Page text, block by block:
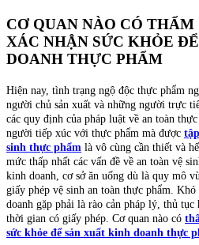
CƠ QUAN NÀO CÓ
XÁC NHẬN SỨC KHỎE
DOANH THỰC PHẨM
Hiện nay, tình trạng ngộ độc thực phẩm
người chủ sản xuất và những người trực
các quy định của pháp luật về an toàn
người tiếp xúc với thực phẩm mà được
sinh thực phẩm là vô cùng cần thiết và
mức thấp nhất các vấn đề về an toàn vệ
kinh doanh, cơ sở ăn uống dù là quy mô
giấy phép vệ sinh an toàn thực phẩm.
doanh gặp phải là rào cản pháp lý, thủ tục
thời gian có giấy phép. Cơ quan nào có
sức khỏe để sản xuất kinh doanh thực